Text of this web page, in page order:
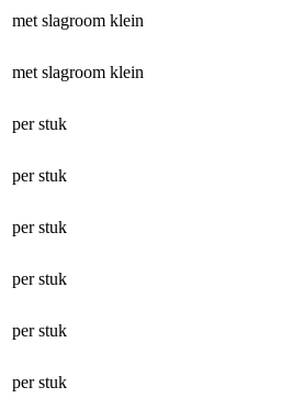
met slagroom klein
met slagroom klein
per stuk
per stuk
per stuk
per stuk
per stuk
per stuk